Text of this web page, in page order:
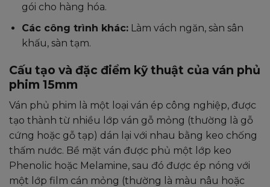
gói cho hàng hóa.
Các công trình khác:Làm vách ngăn, sàn sân
khấu, sàn tạm.
Cấu tạo và đặc điểm kỹ thuật của ván phủ
phim 15mm
Ván phủ phim là một loại ván ép công nghiệp, được
tạo thành từ nhiều lớp ván gỗ mỏng (thường là gỗ
cứng hoặc gỗ tạp) dán lại với nhau bằng keo chống
thấm nước. Bề mặt ván được phủ một lớp keo
Phenolic hoặc Melamine, sau đó được ép nóng với
một lớp film cán mỏng (thường là màu nâu hoặc